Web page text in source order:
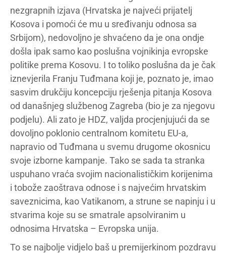
nezgrapnih izjava (Hrvatska je najveći prijatelj
Kosova i pomoći će mu u sređivanju odnosa sa
Srbijom), nedovoljno je shvaćeno da je ona ondje
došla ipak samo kao poslušna vojnikinja evropske
politike prema Kosovu. I to toliko poslušna da je čak
iznevjerila Franju Tuđmana koji je, poznato je, imao
sasvim drukčiju koncepciju rješenja pitanja Kosova
od današnjeg službenog Zagreba (bio je za njegovu
podjelu). Ali zato je HDZ, valjda procjenjujući da se
dovoljno poklonio centralnom komitetu EU-a,
napravio od Tuđmana u svemu drugome okosnicu
svoje izborne kampanje. Tako se sada ta stranka
uspuhano vraća svojim nacionalističkim korijenima
i tobože zaoštrava odnose i s najvećim hrvatskim
saveznicima, kao Vatikanom, a strune se napinju i u
stvarima koje su se smatrale apsolviranim u
odnosima Hrvatska – Evropska unija.
To se najbolje vidjelo baš u premijerkinom pozdravu